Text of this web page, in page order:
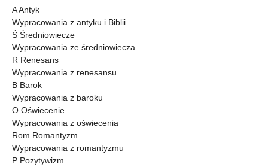
A Antyk
Wypracowania z antyku i Biblii
Ś Średniowiecze
Wypracowania ze średniowiecza
R Renesans
Wypracowania z renesansu
B Barok
Wypracowania z baroku
O Oświecenie
Wypracowania z oświecenia
Rom Romantyzm
Wypracowania z romantyzmu
P Pozytywizm